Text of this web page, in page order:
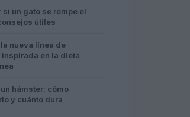
si un gato se rompe el
útiles
nueva línea de
en la dieta
hámster: cómo
y cuánto dura